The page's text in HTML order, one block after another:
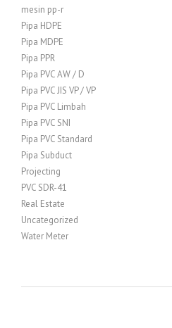
mesin pp-r
Pipa HDPE
Pipa MDPE
Pipa PPR
Pipa PVC AW / D
Pipa PVC JIS VP / VP
Pipa PVC Limbah
Pipa PVC SNI
Pipa PVC Standard
Pipa Subduct
Projecting
PVC SDR-41
Real Estate
Uncategorized
Water Meter